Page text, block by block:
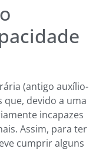
(antigo auxílio-
devido a uma
incapazes
Assim, para ter
cumprir alguns